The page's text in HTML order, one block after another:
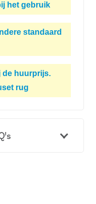
het gebruik
standaard
de huurprijs.
rug